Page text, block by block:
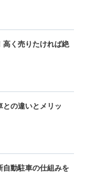
高く売りたければ絶
との違いとメリッ
自動駐車の仕組みを